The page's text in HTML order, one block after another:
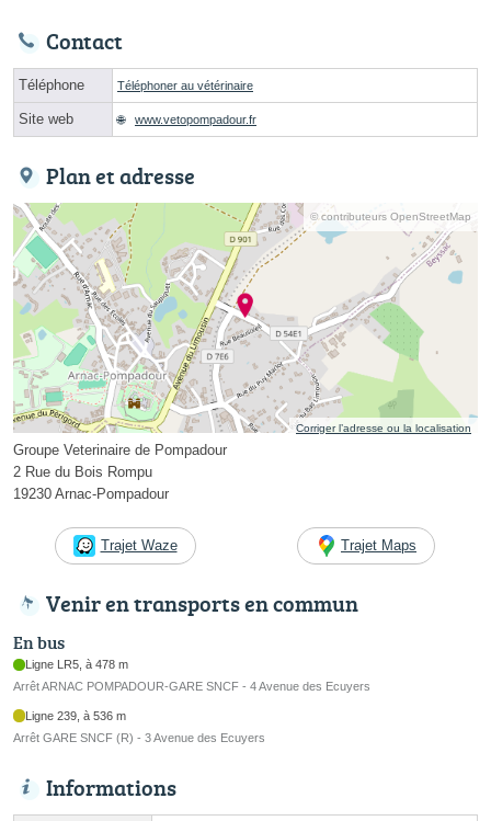
Contact
Téléphone Téléphoner au vétérinaire
Site web www.vetopompadour.fr
Plan et adresse
© contributeurs OpenStreetMap
Corriger l’adresse ou la localisation
Groupe Veterinaire de Pompadour
2 Rue du Bois Rompu
19230 Arnac-Pompadour
Trajet Waze Trajet Maps
Venir en transports en commun
En bus
Ligne LR5, à 478 m
Arrêt ARNAC POMPADOUR-GARE SNCF - 4 Avenue des Ecuyers
Ligne 239, à 536 m
Arrêt GARE SNCF (R) - 3 Avenue des Ecuyers
Informations